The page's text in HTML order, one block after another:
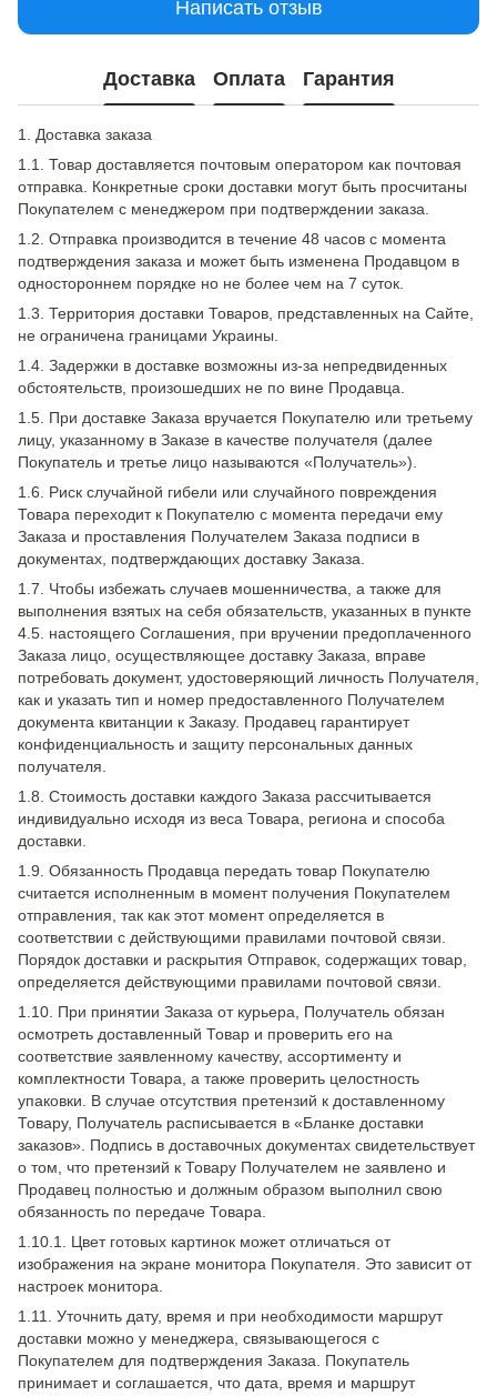
Написать отзыв
Доставка Оплата Гарантия
1. Доставка заказа
1.1. Товар доставляется почтовым оператором как почтовая
отправка. Конкретные сроки доставки могут быть просчитаны
Покупателем с менеджером при подтверждении заказа.
1.2. Отправка производится в течение 48 часов с момента
подтверждения заказа и может быть изменена Продавцом в
одностороннем порядке но не более чем на 7 суток.
1.3. Территория доставки Товаров, представленных на Сайте,
не ограничена границами Украины.
1.4. Задержки в доставке возможны из-за непредвиденных
обстоятельств, произошедших не по вине Продавца.
1.5. При доставке Заказа вручается Покупателю или третьему
лицу, указанному в Заказе в качестве получателя (далее
Покупатель и третье лицо называются «Получатель»).
1.6. Риск случайной гибели или случайного повреждения
Товара переходит к Покупателю с момента передачи ему
Заказа и проставления Получателем Заказа подписи в
документах, подтверждающих доставку Заказа.
1.7. Чтобы избежать случаев мошенничества, а также для
выполнения взятых на себя обязательств, указанных в пункте
4.5. настоящего Соглашения, при вручении предоплаченного
Заказа лицо, осуществляющее доставку Заказа, вправе
потребовать документ, удостоверяющий личность Получателя,
как и указать тип и номер предоставленного Получателем
документа квитанции к Заказу. Продавец гарантирует
конфиденциальность и защиту персональных данных
получателя.
1.8. Стоимость доставки каждого Заказа рассчитывается
индивидуально исходя из веса Товара, региона и способа
доставки.
1.9. Обязанность Продавца передать товар Покупателю
считается исполненным в момент получения Покупателем
отправления, так как этот момент определяется в
соответствии с действующими правилами почтовой связи.
Порядок доставки и раскрытия Отправок, содержащих товар,
определяется действующими правилами почтовой связи.
1.10. При принятии Заказа от курьера, Получатель обязан
осмотреть доставленный Товар и проверить его на
соответствие заявленному качеству, ассортименту и
комплектности Товара, а также проверить целостность
упаковки. В случае отсутствия претензий к доставленному
Товару, Получатель расписывается в «Бланке доставки
заказов». Подпись в доставочных документах свидетельствует
о том, что претензий к Товару Получателем не заявлено и
Продавец полностью и должным образом выполнил свою
обязанность по передаче Товара.
1.10.1. Цвет готовых картинок может отличаться от
изображения на экране монитора Покупателя. Это зависит от
настроек монитора.
1.11. Уточнить дату, время и при необходимости маршрут
доставки можно у менеджера, связывающегося с
Покупателем для подтверждения Заказа. Покупатель
принимает и соглашается, что дата, время и маршрут